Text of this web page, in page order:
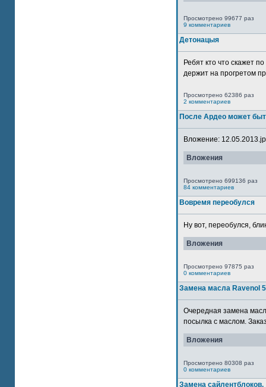
Просмотрено 99677 раз
9 комментариев
Детонацыя
Ребят кто что скажет
держит на прогретом
Просмотрено 62386 раз
2 комментариев
После Ардео может
Вложение:
Вложения
Просмотрено 699136 раз
84 комментариев
Вовремя переобулся
Ну вот, переобулся,
Вложения
Просмотрено 97875 раз
0 комментариев
Замена масла Ravenol
Очередная замена
посылка с маслом.
Вложения
Просмотрено 80308 раз
0 комментариев
Замена сайлентблоков.